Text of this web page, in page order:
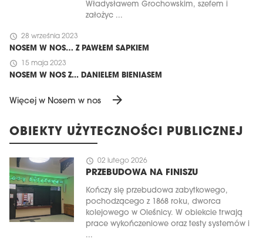
Władysławem Grochowskim, szefem i
założyc ...
schedule 28 września 2023
NOSEM W NOS… Z PAWŁEM SAPKIEM
schedule 15 maja 2023
NOSEM W NOS Z... DANIELEM BIENIASEM
Więcej w Nosem w nos arrow_forward
OBIEKTY UŻYTECZNOŚCI PUBLICZNEJ
schedule 02 lutego 2026
PRZEBUDOWA NA FINISZU
Kończy się przebudowa zabytkowego,
pochodzącego z 1868 roku, dworca
kolejowego w Oleśnicy. W obiekcie trwają
prace wykończeniowe oraz testy systemów i
...